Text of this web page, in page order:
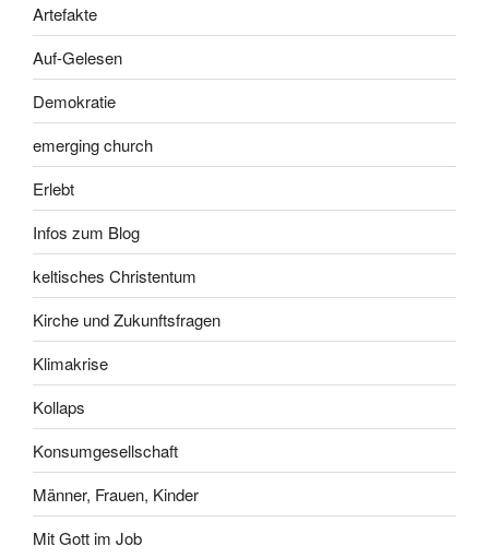
Artefakte
Auf-Gelesen
Demokratie
emerging church
Erlebt
Infos zum Blog
keltisches Christentum
Kirche und Zukunftsfragen
Klimakrise
Kollaps
Konsumgesellschaft
Männer, Frauen, Kinder
Mit Gott im Job